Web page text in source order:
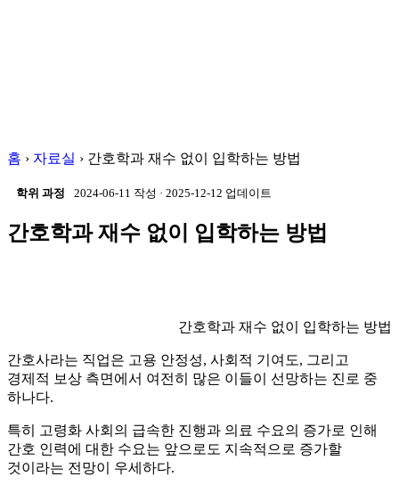
홈 › 자료실 › 간호학과 재수 없이 입학하는 방법
학위 과정 2024-06-11 작성 · 2025-12-12 업데이트
간호학과 재수 없이 입학하는 방법
간호학과 재수 없이 입학하는 방법
간호사라는 직업은 고용 안정성, 사회적 기여도, 그리고
경제적 보상 측면에서 여전히 많은 이들이 선망하는 진로 중
하나다.
특히 고령화 사회의 급속한 진행과 의료 수요의 증가로 인해
간호 인력에 대한 수요는 앞으로도 지속적으로 증가할
것이라는 전망이 우세하다.